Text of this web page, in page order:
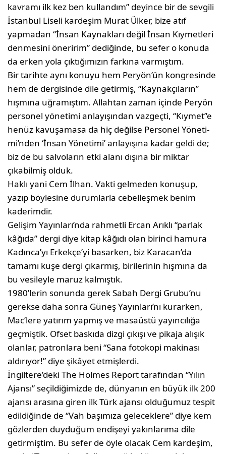
kavramı ilk kez ben kullandım” deyince bir de sevgili
İstanbul Liseli kardeşim Murat Ülker, bize atıf
yapmadan “İnsan Kaynakları değil İnsan Kıymetleri
denmesini öneririm” dediğinde, bu sefer o konuda
da erken yola çıktığımızın farkına varmıştım.
Bir tarihte aynı konuyu hem Peryön’ün kong­resinde
hem de dergisinde dile getirmiş, “Kaynakçıların”
hışmına uğramıştım. Allah­tan zaman içinde Peryön
personel yönetimi anlayışından vazgeçti, “Kıymet”e
henüz ka­vuşamasa da hiç değilse Personel Yöneti­
mi’nden ‘İnsan Yönetimi’ anlayışına kadar geldi de;
biz de bu salvoların etki alanı dışına bir miktar
çıkabilmiş olduk.
Haklı yani Cem İlhan. Vakti gelmeden konu­şup,
yazıp böylesine durumlarla cebelleşmek benim
kaderimdir.
Gelişim Yayınları’nda rahmetli Ercan Arıklı “parlak
kâğıda” dergi diye kitap kâğıdı olan birinci hamura
Kadınca’yı Erkekçe’yi basar­ken, biz Karacan’da
tamamı kuşe dergi çıkar­mış, birilerinin hışmına da
bu vesileyle ma­ruz kalmıştık.
1980’lerin sonunda gerek Sabah Dergi Gru­bu’nu
gerekse daha sonra Güneş Yayınları’nı kurarken,
Mac’lere yatırım yapmış ve ma­saüstü yayıncılığa
geçmiştik. Ofset baskıda dizgi çıkışı ve pikaja alışık
olanlar, patronlara beni “Sana fotokopi makinası
aldırıyor!” diye şikâyet etmişlerdi.
İngiltere’deki The Holmes Report tarafından “Yılın
Ajansı” seçildiğimizde de, dünyanın en büyük ilk 200
ajansı arasına giren ilk Türk ajansı olduğumuz tespit
edildiğinde de “Vah başımıza geleceklere” diye kem
gözlerden duyduğum endişeyi yakınlarıma dile
getir­miştim. Bu sefer de öyle olacak Cem karde­şim,